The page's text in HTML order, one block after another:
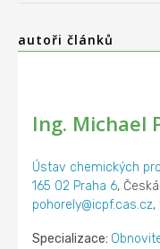
autoři článků
Ing. Michael
Ústav chemických
165 02 Praha 6,
pohorely@icpf.cas.cz,
Specializace: